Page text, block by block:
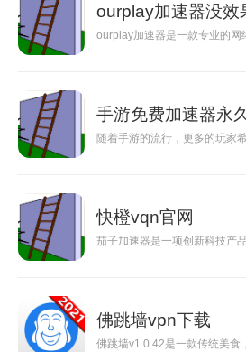
ourplay加速器没效
ourplay加速器是一款专业的网
手游免费加速器永
随着手游的流行，更多的玩家
快橙vqn官网
茄子加速器是一项创新科技产
佛跳墙vpn下载
佛跳墙v1.0.42是一款传统美食